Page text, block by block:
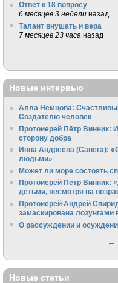
Ответ к 18 вопросу
6 месяцев 3 недели назад
Талант внушать и вера
7 месяцев 23 часа назад
Новые интервью
Алла Немцова:
Создателю человек
Протоиерей Пётр Винник:
сторону добра
Инна Андреева (Сапега):
людьми»
Может ли море состоять
Протоиерей Пётр Винник:
детьми, несмотря на
Протоиерей Андрей
замаскирована лозунгами
О рассуждении и
←
Новые статьи